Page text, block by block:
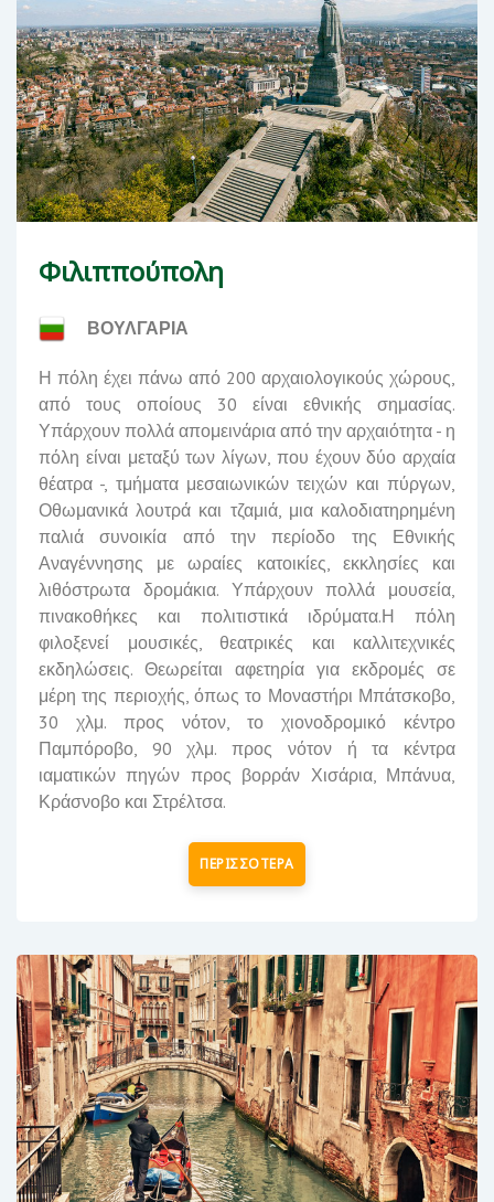
Φιλιππούπολη
ΒΟΥΛΓΑΡΙΑ
Η πόλη έχει πάνω από 200 αρχαιολογικούς χώρους,
από τους οποίους 30 είναι εθνικής σημασίας.
Υπάρχουν πολλά απομεινάρια από την αρχαιότητα - η
πόλη είναι μεταξύ των λίγων, που έχουν δύο αρχαία
θέατρα -, τμήματα μεσαιωνικών τειχών και πύργων,
Οθωμανικά λουτρά και τζαμιά, μια καλοδιατηρημένη
παλιά συνοικία από την περίοδο της Εθνικής
Αναγέννησης με ωραίες κατοικίες, εκκλησίες και
λιθόστρωτα δρομάκια. Υπάρχουν πολλά μουσεία,
πινακοθήκες και πολιτιστικά ιδρύματα.Η πόλη
φιλοξενεί μουσικές, θεατρικές και καλλιτεχνικές
εκδηλώσεις. Θεωρείται αφετηρία για εκδρομές σε
μέρη της περιοχής, όπως το Μοναστήρι Μπάτσκοβο,
30 χλμ. προς νότον, το χιονοδρομικό κέντρο
Παμπόροβο , 90 χλμ. προς νότον ή τα κέντρα
ιαματικών πηγών προς βορράν Χισάρια, Μπάνυα,
Κράσνοβο και Στρέλτσα.
ΠΕΡΙΣΣΟΤΕΡΑ